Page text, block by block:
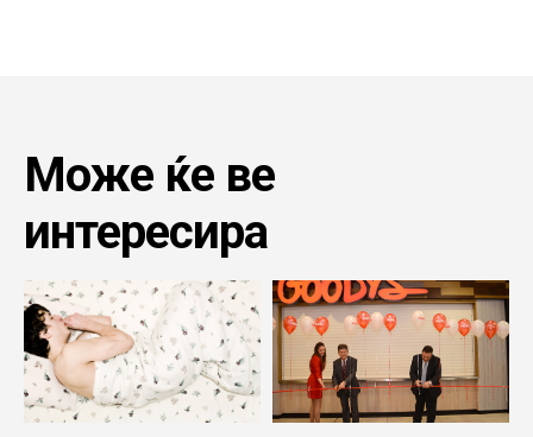
Може ќе ве
интересира